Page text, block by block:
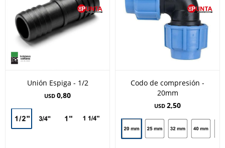
Unión Espiga - 1/2
USD 0,80
Codo de compresión -
20mm
USD 2,50